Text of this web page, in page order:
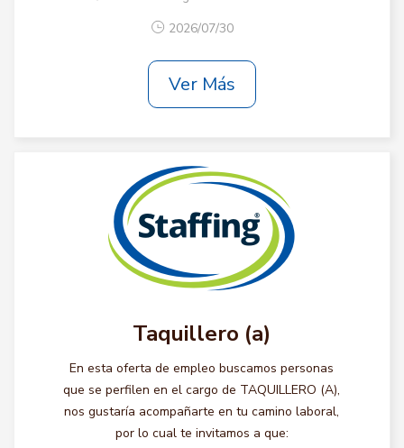
2026/07/30
Ver Más
Taquillero (a)
En esta oferta de empleo buscamos personas
que se perfilen en el cargo de TAQUILLERO (A),
nos gustaría acompañarte en tu camino laboral,
por lo cual te invitamos a que: